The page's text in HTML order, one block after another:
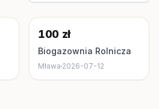
100 zł
Biogazownia Rolnicza
Mława 2026-07-12